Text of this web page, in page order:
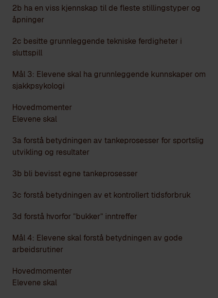
2b ha en viss kjennskap til de fleste stillingstyper og
åpninger
2c besitte grunnleggende tekniske ferdigheter i
sluttspill
Mål 3: Elevene skal ha grunnleggende kunnskaper om
sjakkpsykologi
Hovedmomenter
Elevene skal
3a forstå betydningen av tankeprosesser for sportslig
utvikling og resultater
3b bli bevisst egne tankeprosesser
3c forstå betydningen av et kontrollert tidsforbruk
3d forstå hvorfor ”bukker” inntreffer
Mål 4: Elevene skal forstå betydningen av gode
arbeidsrutiner
Hovedmomenter
Elevene skal